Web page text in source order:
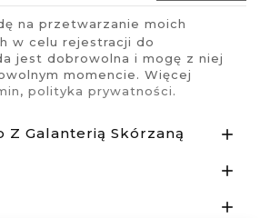
na przetwarzanie moich
w celu rejestracji do
jest dobrowolna i mogę z niej
momencie. Więcej
, polityka prywatności.
Galanterią Skórzaną 

